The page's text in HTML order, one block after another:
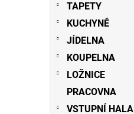
TAPETY
KUCHYNĚ
JÍDELNA
KOUPELNA
LOŽNICE
PRACOVNA
VSTUPNÍ HALA